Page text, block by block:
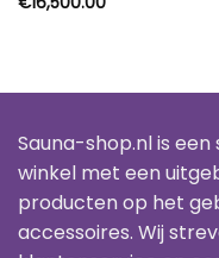
Sauna-shop.nl is
winkel met een
producten op het
accessoires. Wij